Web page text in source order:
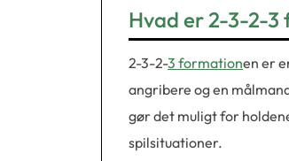
Hvad er 2-3-2-
2-3-2-3 formationen er
angribere og en
gør det muligt for
spilsituationer.